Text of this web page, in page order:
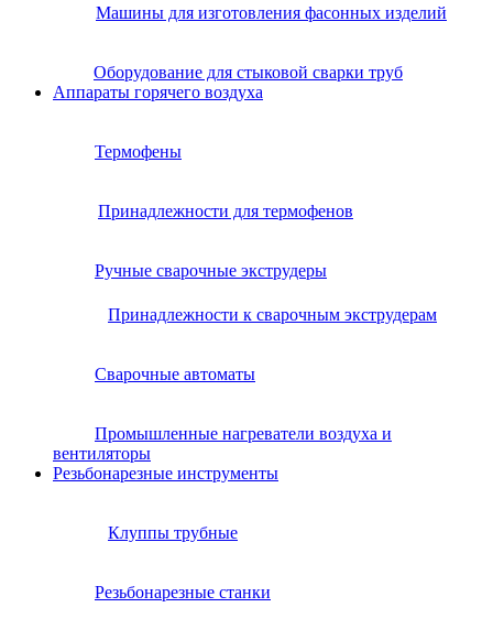
Машины для изготовления фасонных изделий
Оборудование для стыковой сварки труб
Аппараты горячего воздуха
Термофены
Принадлежности для термофенов
Ручные сварочные экструдеры
Принадлежности к сварочным экструдерам
Сварочные автоматы
Промышленные нагреватели воздуха и
вентиляторы
Резьбонарезные инструменты
Клуппы трубные
Резьбонарезные станки